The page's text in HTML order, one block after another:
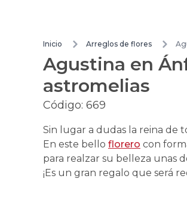
Inicio Arreglos de flores
Agustina en
astromelias
Código: 669
Sin lugar a dudas la reina de
En este bello florero con
para realzar su belleza unas
¡Es un gran regalo que será